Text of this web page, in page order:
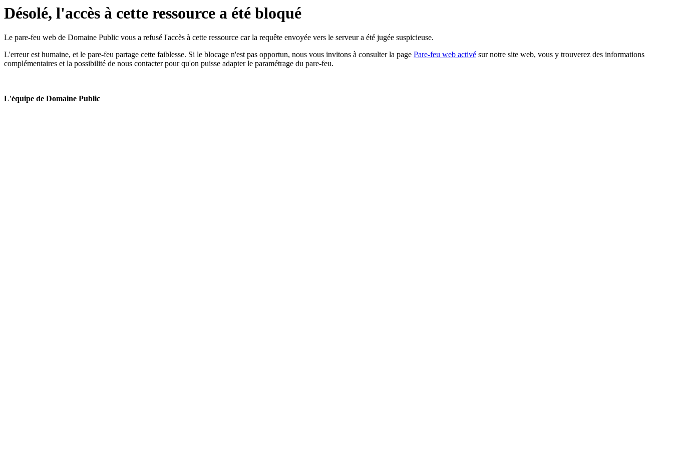
Désolé, l'accès à cette ressource a été bloqué
Le pare-feu web de Domaine Public vous a refusé l'accès à cette ressource car la requête envoyée vers le serveur a été jugée suspicieuse.
L'erreur est humaine, et le pare-feu partage cette faiblesse. Si le blocage n'est pas opportun, nous vous invitons à consulter la page Pare-feu web activé sur notre site web, vous y trouverez des informations
complémentaires et la possibilité de nous contacter pour qu'on puisse adapter le paramétrage du pare-feu.
L'équipe de Domaine Public